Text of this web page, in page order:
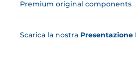
Premium original components
Scarica la nostra